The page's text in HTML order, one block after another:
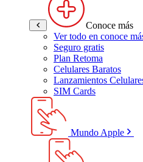
Conoce más
Ver todo en conoce
Seguro gratis
Plan Retoma
Celulares Baratos
Lanzamientos
SIM Cards
Mundo Apple